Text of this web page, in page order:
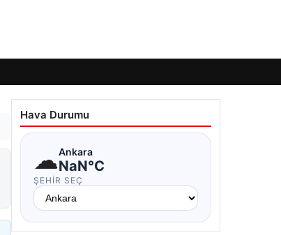
Hava Durumu
☁Ankara
NaN°C
ŞEHIR SEÇ